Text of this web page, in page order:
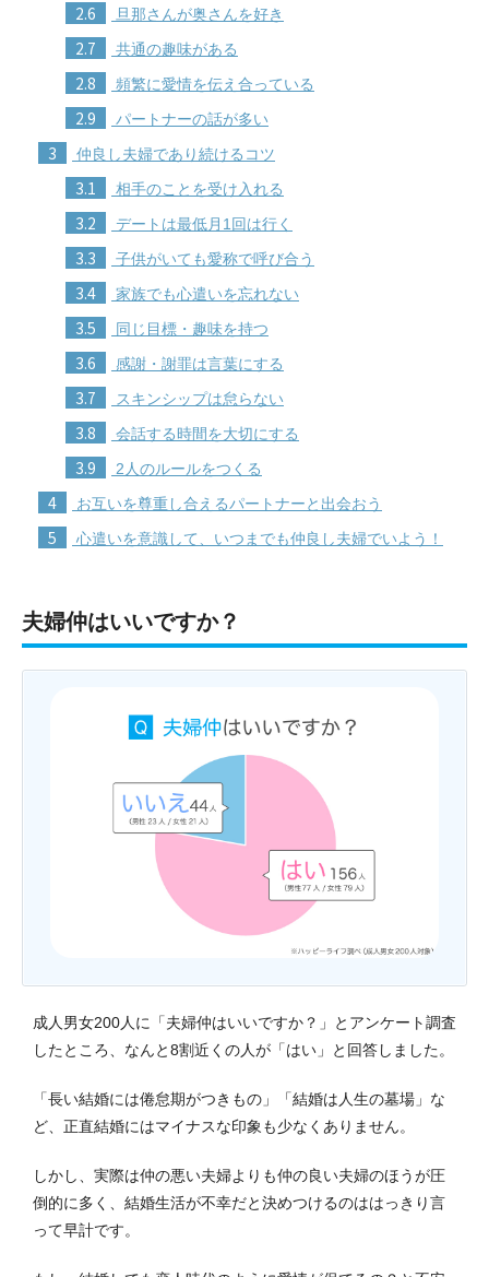
2.6 旦那さんが奥さんを好き
2.7 共通の趣味がある
2.8 頻繁に愛情を伝え合っている
2.9 パートナーの話が多い
3 仲良し夫婦であり続けるコツ
3.1 相手のことを受け入れる
3.2 デートは最低月1回は行く
3.3 子供がいても愛称で呼び合う
3.4 家族でも心遣いを忘れない
3.5 同じ目標・趣味を持つ
3.6 感謝・謝罪は言葉にする
3.7 スキンシップは怠らない
3.8 会話する時間を大切にする
3.9 2人のルールをつくる
4 お互いを尊重し合えるパートナーと出会おう
5 心遣いを意識して、いつまでも仲良し夫婦でいよう！
夫婦仲はいいですか？
成人男女200人に「夫婦仲はいいですか？」とアンケート調査
したところ、なんと8割近くの人が「はい」と回答しました。
「長い結婚には倦怠期がつきもの」「結婚は人生の墓場」な
ど、正直結婚にはマイナスな印象も少なくありません。
しかし、実際は仲の悪い夫婦よりも仲の良い夫婦のほうが圧
倒的に多く、結婚生活が不幸だと決めつけるのははっきり言
って早計です。